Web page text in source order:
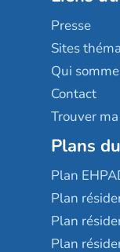
Sérénys
Presse
Sites
Qui
Contact
Trouver
Plans
Plan
Plan
Plan
Plan